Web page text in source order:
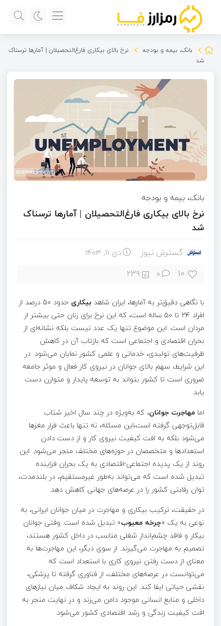
بانک، بیمه و بودجه
نرخ بالای بیکاری فارغ‌التحصیلان | آمارها ترسناک
شد
بانک، بیمه و بودجه
نرخ بالای بیکاری فارغ‌التحصیلان | آمارها ترسناک
شد
گسترش نیوز دی ۱۱, ۱۴۰۳
10
0
239
با نگاهی دقیق‌تر به آمارها، ایران شاهد بیکاری
حدود ۵۰ درصد از
افراد ۲۴ تا ۵۰ ساله است، که این نرخ برای زنان حتی بیشتر از
مردان است. این موضوع تنها یک عدد نیست بلکه نشانه‌ای از
بحران اقتصادی و اجتماعی است که بازتاب آن در کاهش
ظرفیت‌های تولیدی، خدماتی و علمی کشور نمایان می‌شود. در
این شرایط، سهم بالای جوانان در نیروی کار فعال و موثر جامعه
ضروری است تا کشور بتواند به توسعه پایدار و متوازن دست
یابد.
اما مهاجرت جوانان، که به‌ویژه در چند سال اخیر شتاب
قابل‌توجهی گرفته است،این مسئله، نه تنها باعث فرار مغزها
می‌شود بلکه به افت کیفیت نیروی کار و از دست دادن
استعدادها و متخصصان در حوزه‌های مختلف منجر می‌شود. این
روند از یک پدیده اجتماعی-اقتصادی به یک بحران فزاینده
تبدیل شده است که می‌تواند به‌طور غیرمستقیم، در بلندمدت،
توان رقابتی کشور را در عرصه‌های جهانی کاهش دهد.
در حقیقت، ترکیب بیکاری و مهاجرت در میان جوانان ایرانی، به
نوعی به یک «چرخه معیوب» تبدیل شده است. وقتی جوانان
بیکار و فاقد چشم‌انداز شغلی مناسب در داخل کشور هستند،
تصمیم به مهاجرت می‌گیرند. از سوی دیگر، این مهاجرت‌ها به
معنای از دست رفتن نیروی کاری با استعداد است که
می‌توانست در عرصه‌های مختلف، از فناوری گرفته تا پزشکی،
نقشی حیاتی ایفا کند. این روند به ایجاد شکاف میان نیازهای
داخلی و منابع انسانی موجود دامن می‌زند و در نهایت منجر به
افت کیفیت زندگی و رشد اقتصادی کشور می‌شود.